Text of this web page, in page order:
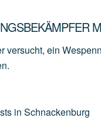
versucht, ein
in Schnackenburg